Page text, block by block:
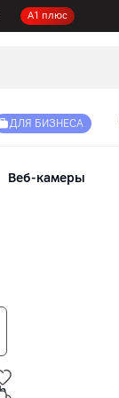
А1 плюс
ДЛЯ БИЗНЕСА
Веб-камеры